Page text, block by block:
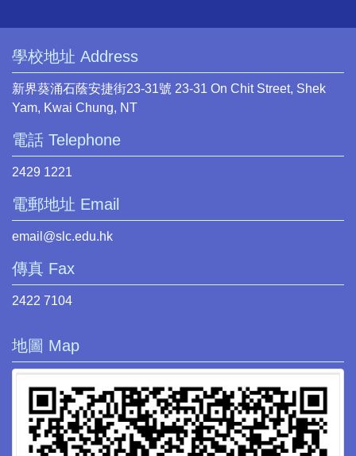
學校地址 Address
新界葵涌石蔭安捷街23-31號 23-31 On Chit Street, Shek
Yam, Kwai Chung, NT
電話 Telephone
2429 1221
電郵地址 Email
email@slc.edu.hk
傳真 Fax
2422 7104
地圖 Map